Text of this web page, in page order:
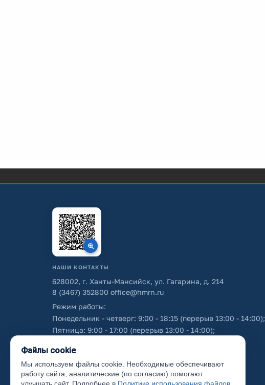
НАШИ КОНТАКТЫ
628002, г. Ханты-Мансийск, ул. Гагарина, д. 214
8 (3467) 352800 office@hmrn.ru
Режим работы:
Понедельник - четверг: 9:00 - 18:15 (перерыв 13:00 - 14:00);
Пятница: 9:00 - 17:00 (перерыв 13:00 - 14:00);
Об использовании персональных данных
Файлы cookie
Мы используем файлы cookie. Необходимые обеспечивают
работу сайта, аналитические (по согласию) помогают